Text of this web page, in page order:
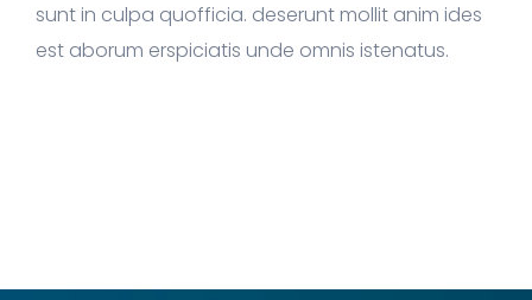
sunt in culpa quofficia. deserunt mollit anim ides
est aborum erspiciatis unde omnis istenatus.